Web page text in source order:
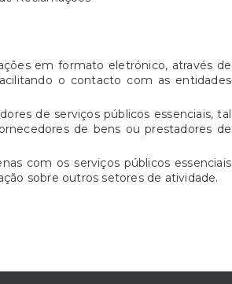
em formato eletrónico, através de
o contacto com as entidades
de serviços públicos essenciais, tal
de bens ou prestadores de
com os serviços públicos essenciais
sobre outros setores de atividade.